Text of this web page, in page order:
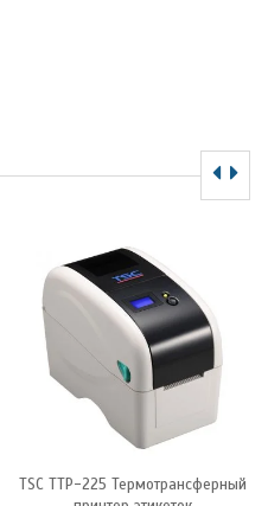
TSC TTP-225 Термотрансферный